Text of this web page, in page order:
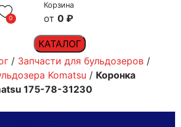
0
Корзина
0 ₽
КАТАЛОГ
/ Запчасти для бульдозеров /
Komatsu / Коронка
175-78-31230